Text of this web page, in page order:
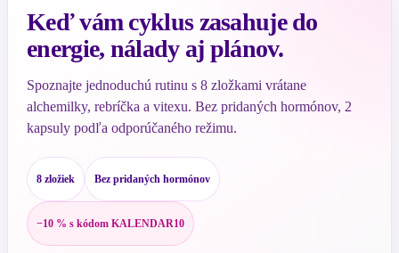
Keď vám cyklus zasahuje do
energie, nálady aj plánov.
Spoznajte jednoduchú rutinu s 8 zložkami vrátane
alchemilky, rebríčka a vitexu. Bez pridaných hormónov, 2
kapsuly podľa odporúčaného režimu.
8 zložiek Bez pridaných hormónov
−10 % s kódom KALENDAR10